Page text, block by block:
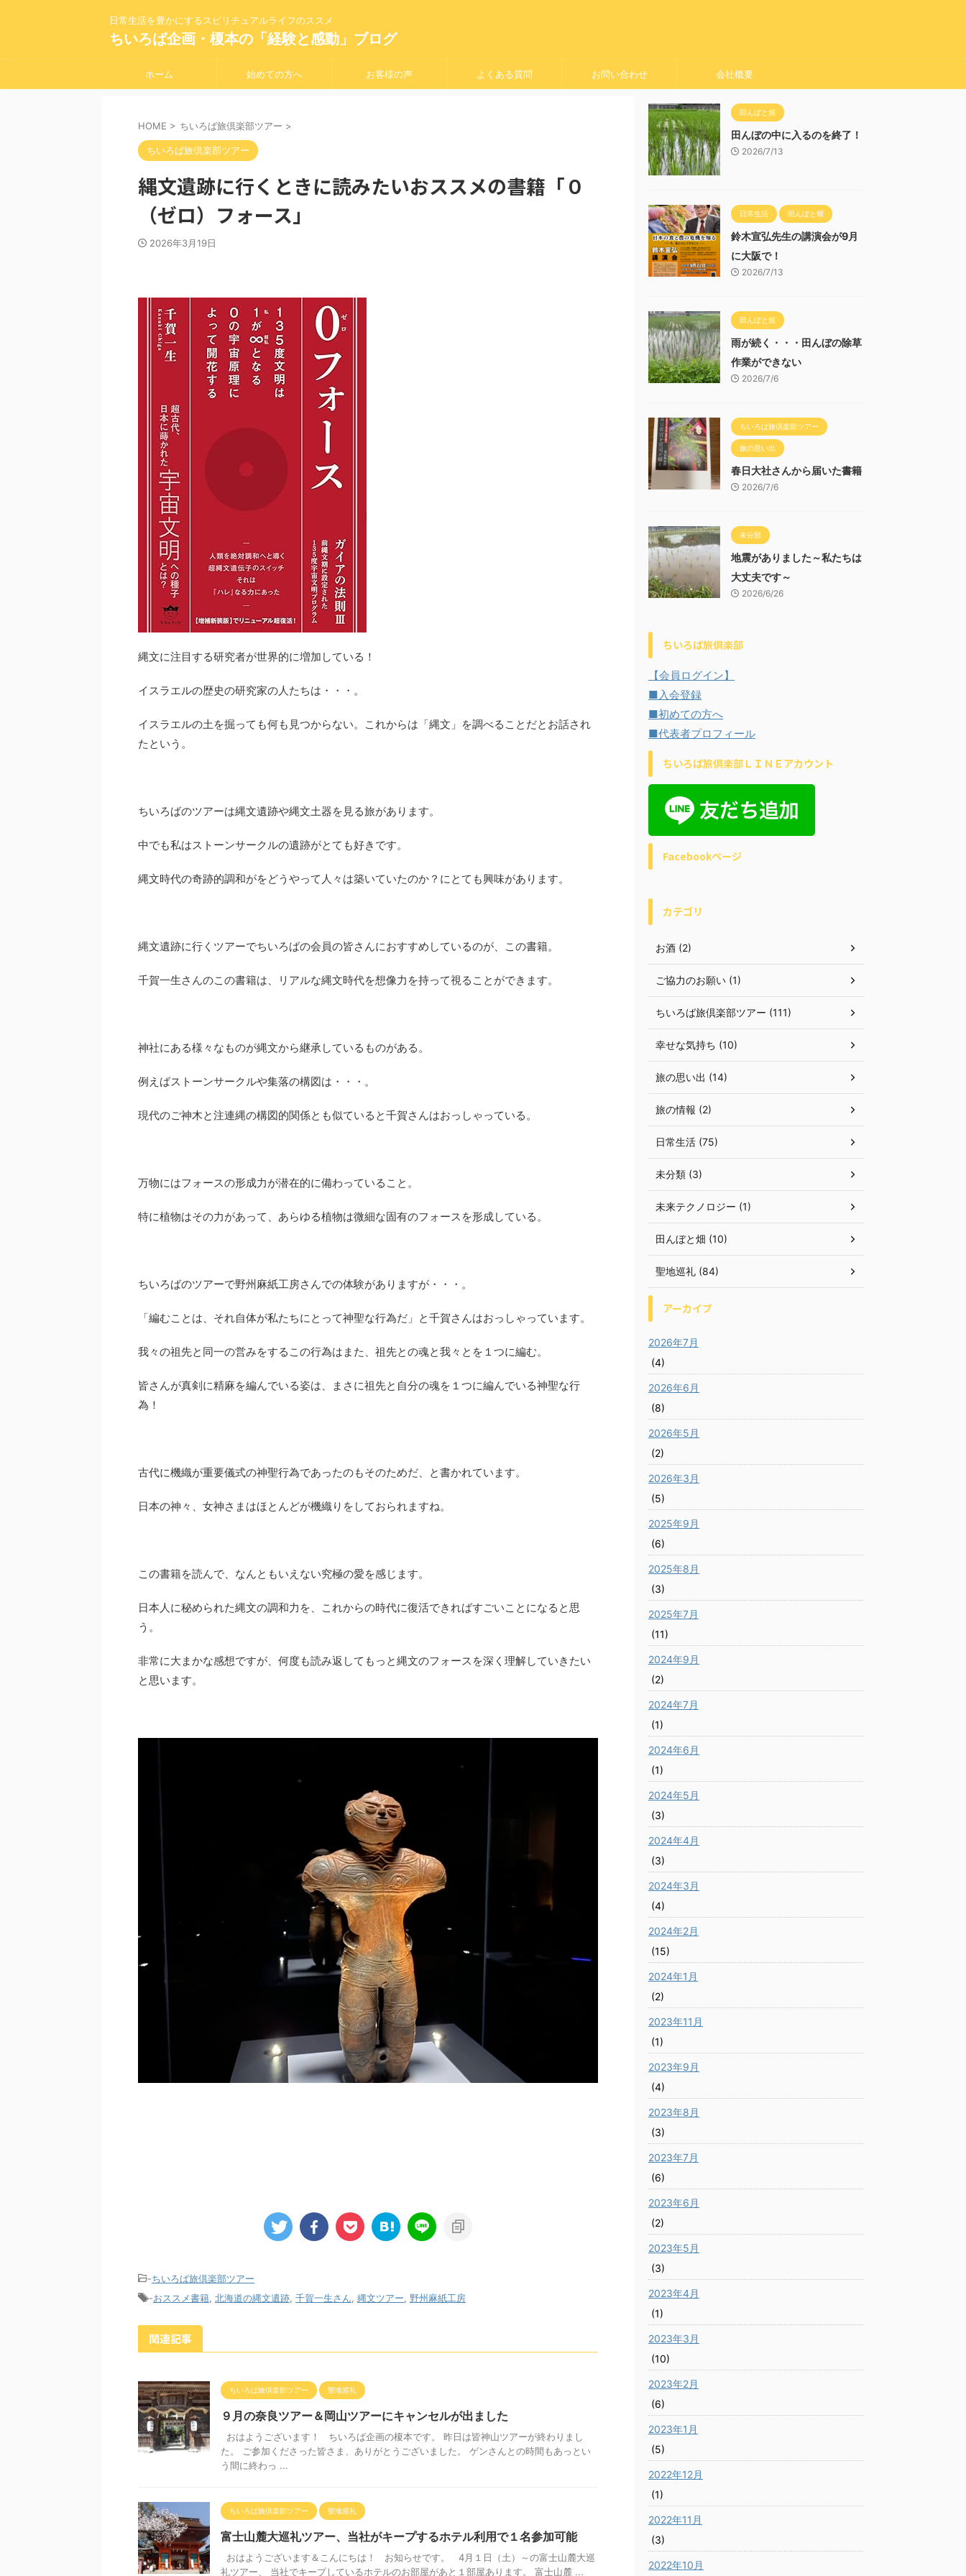
日常生活を豊かにするスピリチュアルライフのススメ
ちいろば企画・榎本の「経験と感動」ブログ
ホーム 始めての方へ お客様の声 よくある質問 お問い合わせ 会社概要
HOME > ちいろば旅倶楽部ツアー >
ちいろば旅倶楽部ツアー
縄文遺跡に行くときに読みたいおススメの書籍「０
（ゼロ）フォース」
2026年3月19日
縄文に注目する研究者が世界的に増加している！
イスラエルの歴史の研究家の人たちは・・・。
イスラエルの土を掘っても何も見つからない。これからは「縄文」を調べることだとお話され
たという。
ちいろばのツアーは縄文遺跡や縄文土器を見る旅があります。
中でも私はストーンサークルの遺跡がとても好きです。
縄文時代の奇跡的調和がをどうやって人々は築いていたのか？にとても興味があります。
縄文遺跡に行くツアーでちいろばの会員の皆さんにおすすめしているのが、この書籍。
千賀一生さんのこの書籍は、リアルな縄文時代を想像力を持って視ることができます。
神社にある様々なものが縄文から継承しているものがある。
例えばストーンサークルや集落の構図は・・・。
現代のご神木と注連縄の構図的関係とも似ていると千賀さんはおっしゃっている。
万物にはフォースの形成力が潜在的に備わっていること。
特に植物はその力があって、あらゆる植物は微細な固有のフォースを形成している。
ちいろばのツアーで野州麻紙工房さんでの体験がありますが・・・。
「編むことは、それ自体が私たちにとって神聖な行為だ」と千賀さんはおっしゃっています。
我々の祖先と同一の営みをするこの行為はまた、祖先との魂と我々とを１つに編む。
皆さんが真剣に精麻を編んでいる姿は、まさに祖先と自分の魂を１つに編んでいる神聖な行
為！
古代に機織が重要儀式の神聖行為であったのもそのためだ、と書かれています。
日本の神々、女神さまはほとんどが機織りをしておられますね。
この書籍を読んで、なんともいえない究極の愛を感じます。
日本人に秘められた縄文の調和力を、これからの時代に復活できればすごいことになると思
う。
非常に大まかな感想ですが、何度も読み返してもっと縄文のフォースを深く理解していきたい
と思います。
-ちいろば旅倶楽部ツアー
-おススメ書籍 北海道の縄文遺跡 千賀一生さん 縄文ツアー 野州麻紙工房
関連記事
ちいろば旅倶楽部ツアー 聖地巡礼
９月の奈良ツアー＆岡山ツアーにキャンセルが出ました
おはようございます！ ちいろば企画の榎本です。 昨日は皆神山ツアーが終わりまし
た。 ご参加くださった皆さま、ありがとうございました。 ゲンさんとの時間もあっとい
う間に終わっ ...
ちいろば旅倶楽部ツアー 聖地巡礼
富士山麓大巡礼ツアー、当社がキープするホテル利用で１名参加可能
おはようございます＆こんにちは！ お知らせです。 4月１日（土）～の富士山麓大巡
礼ツアー、 当社でキープしているホテルのお部屋があと１部屋あります。 富士山麓 ...
田んぼと畑
田んぼの中に入るのを終了！
2026/7/13
日常生活 田んぼと畑
鈴木宣弘先生の講演会が9月
に大阪で！
2026/7/13
田んぼと畑
雨が続く・・・田んぼの除草
作業ができない
2026/7/6
ちいろば旅倶楽部ツアー
旅の思い出
春日大社さんから届いた書籍
2026/7/6
未分類
地震がありました～私たちは
大丈夫です～
2026/6/26
ちいろば旅倶楽部
【会員ログイン】
■入会登録
■初めての方へ
■代表者プロフィール
ちいろば旅倶楽部ＬＩＮＥアカウント
Facebookページ
カテゴリ
お酒 (2)
ご協力のお願い (1)
ちいろば旅倶楽部ツアー (111)
幸せな気持ち (10)
旅の思い出 (14)
旅の情報 (2)
日常生活 (75)
未分類 (3)
未来テクノロジー (1)
田んぼと畑 (10)
聖地巡礼 (84)
アーカイブ
2026年7月
(4)
2026年6月
(8)
2026年5月
(2)
2026年3月
(5)
2025年9月
(6)
2025年8月
(3)
2025年7月
(11)
2024年9月
(2)
2024年7月
(1)
2024年6月
(1)
2024年5月
(3)
2024年4月
(3)
2024年3月
(4)
2024年2月
(15)
2024年1月
(2)
2023年11月
(1)
2023年9月
(4)
2023年8月
(3)
2023年7月
(6)
2023年6月
(2)
2023年5月
(3)
2023年4月
(1)
2023年3月
(10)
2023年2月
(6)
2023年1月
(5)
2022年12月
(1)
2022年11月
(3)
2022年10月